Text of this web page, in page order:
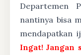
Departemen
nantinya bisa
mendapatkan
Ingat! Jangan